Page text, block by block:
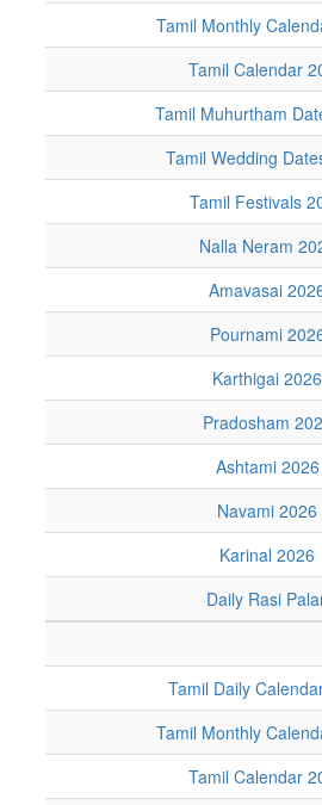
Tamil Monthly
Tamil Calendar
Tamil Muhurtham
Tamil Wedding
Tamil Festivals
Nalla Neram
Amavasai
Pournami
Karthigai 2026
Pradosham
Ashtami 2026
Navami 2026
Karinal 2026
Daily Rasi
Tamil Daily
Tamil Monthly
Tamil Calendar